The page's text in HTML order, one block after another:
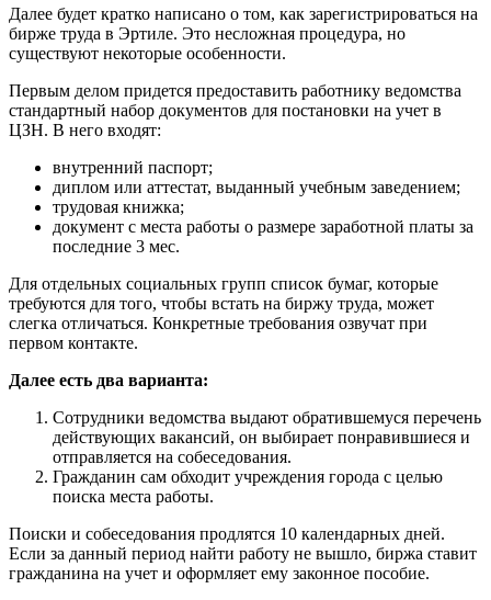
Далее будет кратко написано о том, как зарегистрироваться на
бирже труда в Эртиле. Это несложная процедура, но
существуют некоторые особенности.
Первым делом придется предоставить работнику ведомства
стандартный набор документов для постановки на учет в
ЦЗН. В него входят:
внутренний паспорт;
диплом или аттестат, выданный учебным заведением;
трудовая книжка;
документ с места работы о размере заработной платы за
последние 3 мес.
Для отдельных социальных групп список бумаг, которые
требуются для того, чтобы встать на биржу труда, может
слегка отличаться. Конкретные требования озвучат при
первом контакте.
Далее есть два варианта:
Сотрудники ведомства выдают обратившемуся перечень
действующих вакансий, он выбирает понравившиеся и
отправляется на собеседования.
Гражданин сам обходит учреждения города с целью
поиска места работы.
Поиски и собеседования продлятся 10 календарных дней.
Если за данный период найти работу не вышло, биржа ставит
гражданина на учет и оформляет ему законное пособие.